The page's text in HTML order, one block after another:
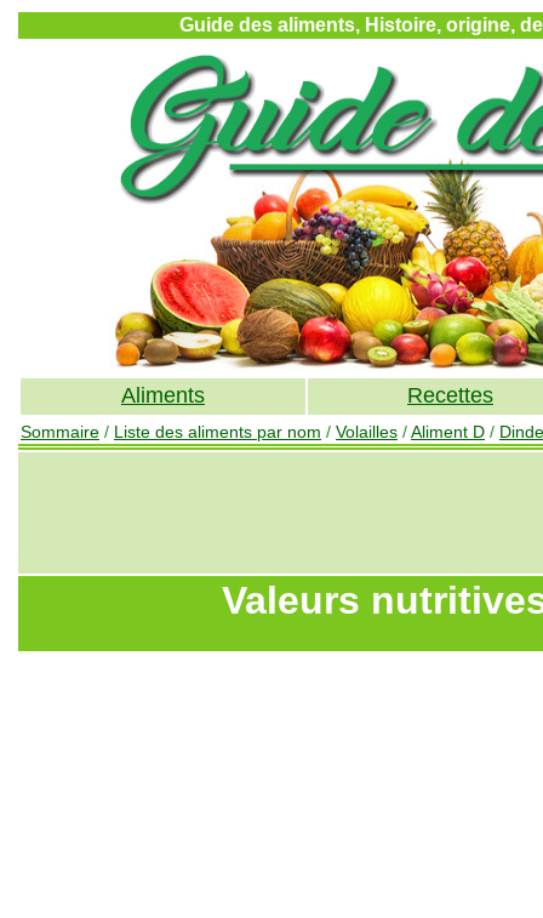
Guide des aliments, Histoire, origine,
Aliments Recettes
Sommaire / Liste des aliments par nom / Volailles /Aliment D / Dinde
Valeurs